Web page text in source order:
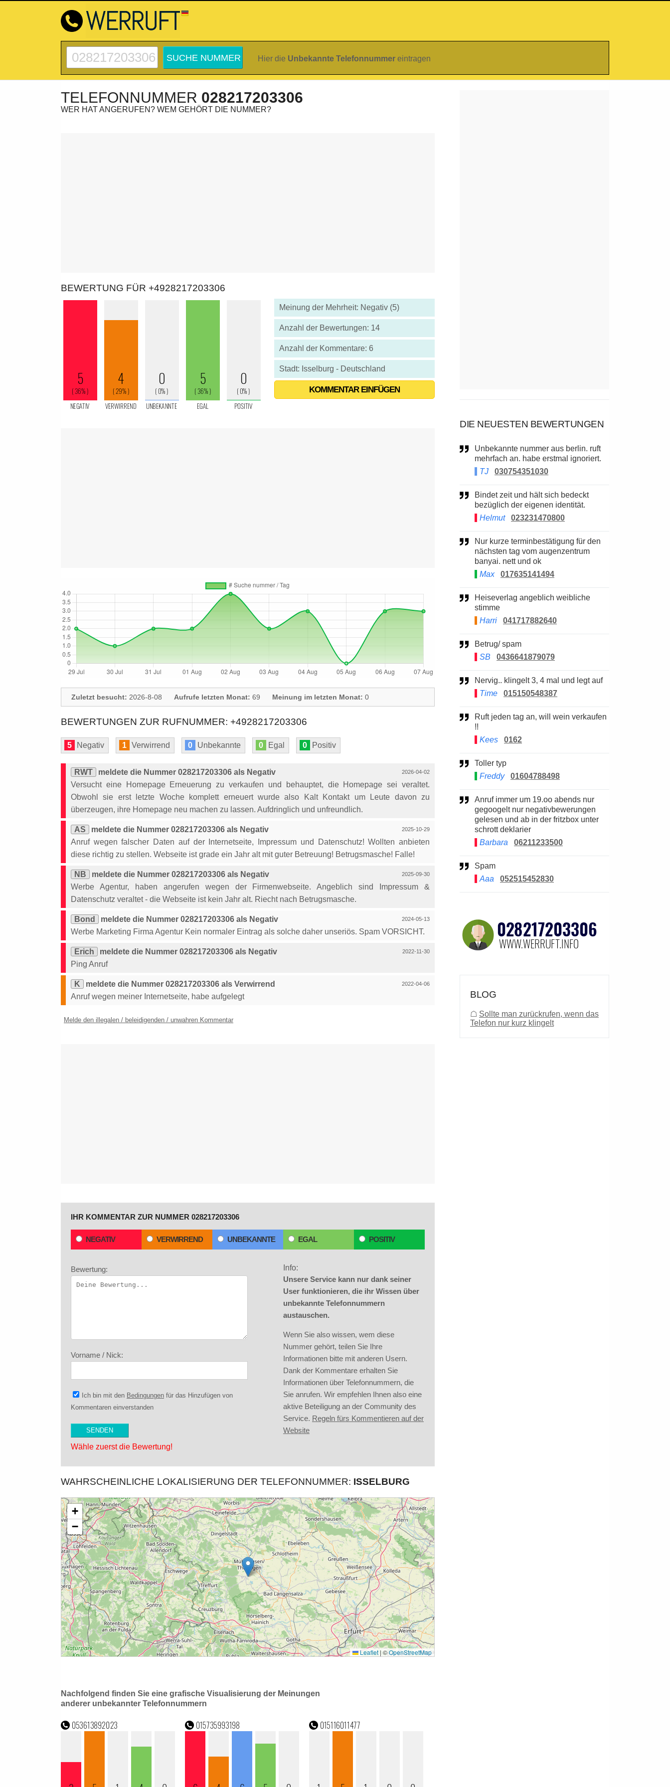
Hier die Unbekannte Telefonnummer eintragen
TELEFONNUMMER 028217203306
WER HAT ANGERUFEN? WEM GEHÖRT DIE NUMMER?
BEWERTUNG FÜR +4928217203306
Meinung der Mehrheit: Negativ (5)
Anzahl der Bewertungen: 14
Anzahl der Kommentare: 6
Stadt: Isselburg - Deutschland
KOMMENTAR EINFÜGEN
Zuletzt besucht: 2026-8-08 Aufrufe letzten Monat: 69 Meinung im letzten Monat: 0
BEWERTUNGEN ZUR RUFNUMMER: +4928217203306
5 Negativ 1 Verwirrend 0 Unbekannte 0 Egal 0 Positiv
2026-04-02
RWT
meldete die Nummer 028217203306 als Negativ
Versucht eine Homepage Erneuerung zu verkaufen und behauptet, die Homepage sei veraltet.
Obwohl sie erst letzte Woche komplett erneuert wurde also Kalt Kontakt um Leute davon zu
überzeugen, ihre Homepage neu machen zu lassen. Aufdringlich und unfreundlich.
2025-10-29
AS
meldete die Nummer 028217203306 als Negativ
Anruf wegen falscher Daten auf der Internetseite, Impressum und Datenschutz! Wollten anbieten
diese richtig zu stellen. Webseite ist grade ein Jahr alt mit guter Betreuung! Betrugsmasche! Falle!
2025-09-30
NB
meldete die Nummer 028217203306 als Negativ
Werbe Agentur, haben angerufen wegen der Firmenwebseite. Angeblich sind Impressum &
Datenschutz veraltet - die Webseite ist kein Jahr alt. Riecht nach Betrugsmasche.
2024-05-13
Bond
meldete die Nummer 028217203306 als Negativ
Werbe Marketing Firma Agentur Kein normaler Eintrag als solche daher unseriös. Spam VORSICHT.
2022-11-30
Erich
meldete die Nummer 028217203306 als Negativ
Ping Anruf
2022-04-06
K
meldete die Nummer 028217203306 als Verwirrend
Anruf wegen meiner Internetseite, habe aufgelegt
Melde den illegalen / beleidigenden / unwahren Kommentar
IHR KOMMENTAR ZUR NUMMER 028217203306
NEGATIV VERWIRREND UNBEKANNTE EGAL POSITIV
Bewertung:
Vorname / Nick:
Ich bin mit den Bedingungen für das Hinzufügen von
Kommentaren einverstanden
Wähle zuerst die Bewertung!
Info:
Unsere Service kann nur dank seiner
User funktionieren, die ihr Wissen über
unbekannte Telefonnummern
austauschen.
Wenn Sie also wissen, wem diese
Nummer gehört, teilen Sie Ihre
Informationen bitte mit anderen Usern.
Dank der Kommentare erhalten Sie
Informationen über Telefonnummern, die
Sie anrufen. Wir empfehlen Ihnen also eine
aktive Beteiligung an der Community des
Service. Regeln fürs Kommentieren auf der
Website
WAHRSCHEINLICHE LOKALISIERUNG DER TELEFONNUMMER: ISSELBURG
Nachfolgend finden Sie eine grafische Visualisierung der Meinungen
anderer unbekannter Telefonnummern
DIE NEUESTEN BEWERTUNGEN
Unbekannte nummer aus berlin. ruft
mehrfach an. habe erstmal ignoriert.
TJ
030754351030
Bindet zeit und hält sich bedeckt
bezüglich der eigenen identität.
Helmut
023231470800
Nur kurze terminbestätigung für den
nächsten tag vom augenzentrum
banyai. nett und ok
Max
017635141494
Heiseverlag angeblich weibliche
stimme
Harri
041717882640
Betrug/ spam
SB
0436641879079
Nervig.. klingelt 3, 4 mal und legt auf
Time
015150548387
Ruft jeden tag an, will wein verkaufen
!!
Kees
0162
Toller typ
Freddy
01604788498
Anruf immer um 19.oo abends nur
gegoogelt nur negativbewerungen
gelesen und ab in der fritzbox unter
schrott deklarier
Barbara
06211233500
Spam
Aaa
052515452830
BLOG
☖ Sollte man zurückrufen, wenn das
Telefon nur kurz klingelt